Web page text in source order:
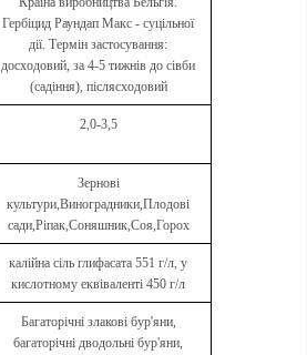
Гербіцид Раундап Макс - суцільної
дії. Термін застосування:
досходовий, за 4-5 тижнів до сівби
(садіння), післясходовий
2,0-3,5
Зернові
культури,Виноградники,Плодові
сади,Ріпак,Соняшник,Соя,Горох
калійна сіль глифасата 551 г/л, у
кислотному еквіваленті 450 г/л
Багаторічні злакові бур'яни,
багаторічні дводольні бур'яни,